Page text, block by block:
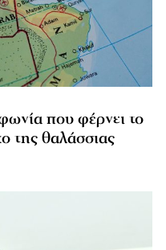
που φέρνει το
της θαλάσσιας